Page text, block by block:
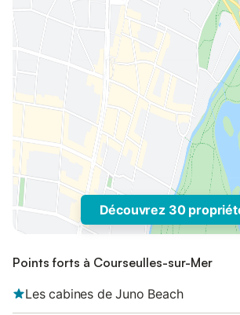
Découvrez 30
Points forts à Courseulles-sur-Mer
Les cabines de Juno Beach